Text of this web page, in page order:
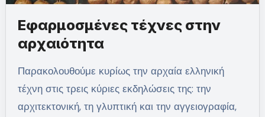
Εφαρμοσμένες τέχνες στην
αρχαιότητα
Παρακολουθούμε κυρίως την αρχαία ελληνική
τέχνη στις τρεις κύριες εκδηλώσεις της: την
αρχιτεκτονική, τη γλυπτική και την αγγειογραφία,